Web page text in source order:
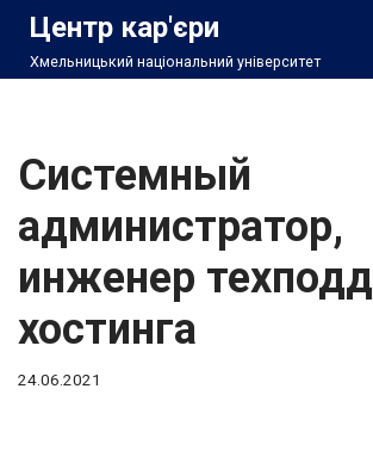
Перейти
Центр кар'єри
Хмельницький національний університет
Системный
администратор,
инженер
хостинга
24.06.2021